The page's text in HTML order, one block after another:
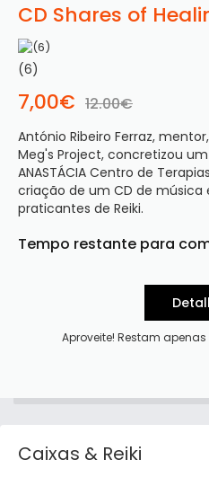
CD Shares of
(6)
7,00€ 12.00€
António Ribeiro Ferraz,
Meg's Project, concretizou
ANASTÁCIA Centro de
criação de um CD de
praticantes de Reiki.
Tempo restante para
Aproveite! Restam apenas
Caixas & Reiki